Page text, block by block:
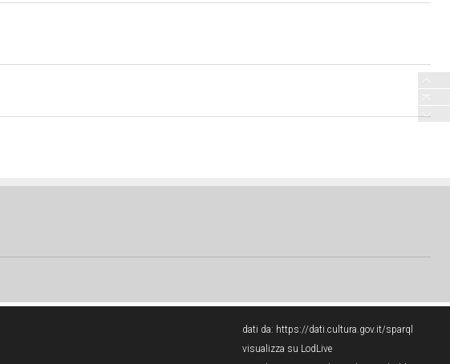
dati da: https://dati.cultura.gov.it/sparql
visualizza su LodLive